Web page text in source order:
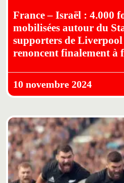
France – Israël : 4.000
mobilisées autour du
supporters de
renoncent finalement à
10 novembre 2024